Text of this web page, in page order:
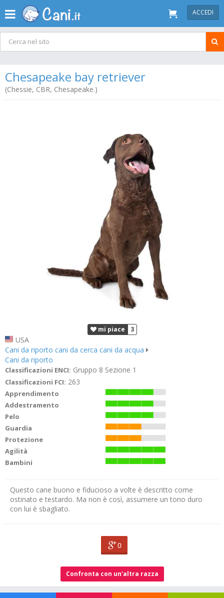
ACCEDI
Chesapeake bay retriever
(Chessie, CBR, Chesapeake.)
mi piace 3
USA
Cani da riporto cani da cerca cani da acqua
Cani da riporto
Classificazioni ENCI: Gruppo 8 Sezione 1
Classificazioni FCI: 263
Apprendimento
Addestramento
Pelo
Guardia
Protezione
Agilità
Bambini
Questo cane buono e fiducioso a volte è descritto come
ostinato e testardo. Ma non è così, assumere un tono duro
con lui è sbagliato.
0
Confronta con un'altra razza